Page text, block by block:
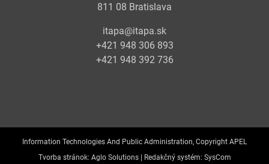
811 08 Bratislava
itapa@itapa.sk
+421 948 306 893
+421 948 392 736
Information Technologies And Public Administration, Copyright APEL
Tvorba stránok: Aglo Solutions | Redakčný systém: SysCom